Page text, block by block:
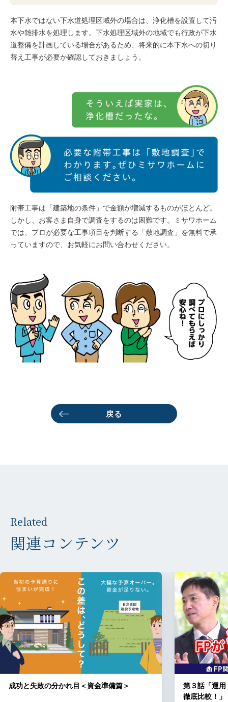
本下水ではない下水道処理区域外の場合は、浄化槽を設置して汚
水や雑排水を処理します。下水処理区域外の地域でも行政が下水
道整備を計画している場合があるため、将来的に本下水への切り
替え工事が必要か確認しておきましょう。
附帯工事は「建築地の条件」で金額が増減するものがほとんど。
しかし、お客さま自身で調査をするのは困難です。ミサワホーム
では、プロが必要な工事項目を判断する「敷地調査」を無料で承
っていますので、お気軽にお問い合わせください。
戻る
Related
関連コンテンツ
成功と失敗の分かれ目＜資金準備篇＞
第３話「運
徹底比較！」